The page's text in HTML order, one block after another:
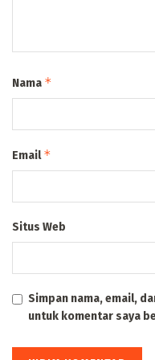
Nama *
Email*
Situs Web
Simpan nama, email,
untuk komentar saya